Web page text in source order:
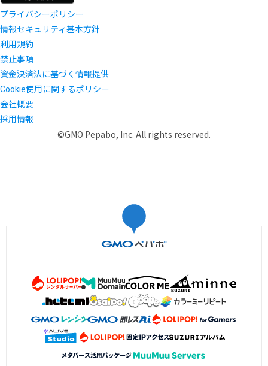
プライバシーポリシー
情報セキュリティ基本方針
利用規約
禁止事項
資金決済法に基づく情報提供
Cookie使用に関するポリシー
会社概要
採用情報
©GMO Pepabo, Inc. All rights reserved.